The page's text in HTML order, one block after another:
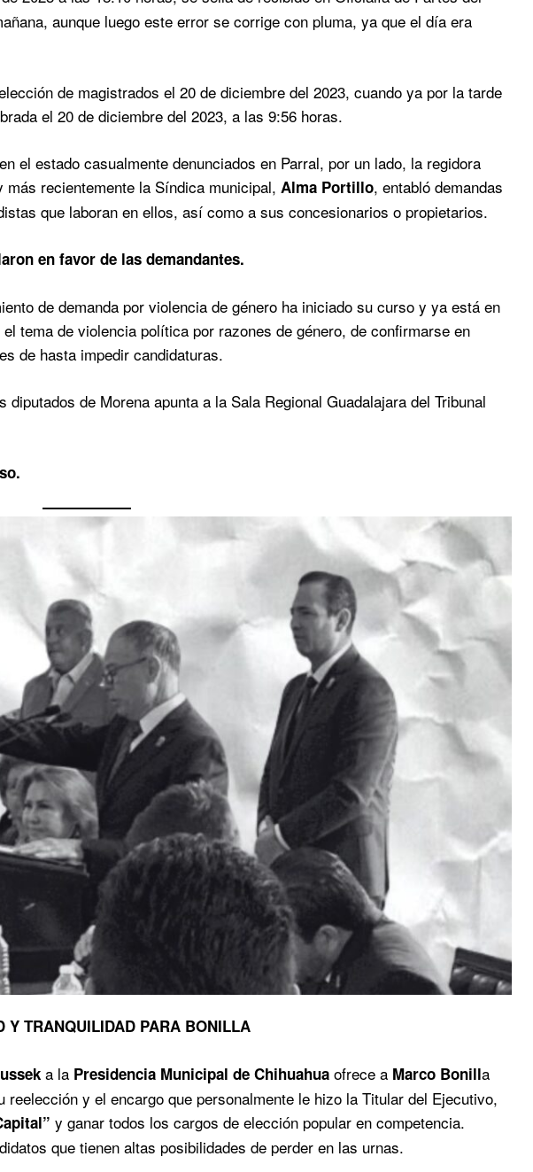
aunque luego este error se corrige con pluma, ya que el día era
de magistrados el 20 de diciembre del 2023, cuando ya por la tarde
el 20 de diciembre del 2023, a las 9:56 horas.
el estado casualmente denunciados en Parral, por un lado, la regidora
más recientemente la Síndica municipal, Alma Portillo, entabló demandas
que laboran en ellos, así como a sus concesionarios o propietarios.
en favor de las demandantes.
de demanda por violencia de género ha iniciado su curso y ya está en
tema de violencia política por razones de género, de confirmarse en
de hasta impedir candidaturas.
de Morena apunta a la Sala Regional Guadalajara del Tribunal
Y TRANQUILIDAD PARA BONILLA
a la Presidencia Municipal de Chihuahua ofrece a Marco Bonilla
y el encargo que personalmente le hizo la Titular del Ejecutivo,
y ganar todos los cargos de elección popular en competencia.
que tienen altas posibilidades de perder en las urnas.